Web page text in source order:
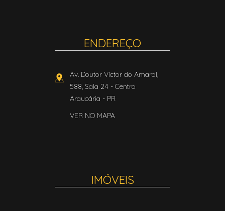
ENDEREÇO
Av. Doutor Victor do Amaral,
588, Sala 24 - Centro
Araucária - PR
VER NO MAPA
IMÓVEIS